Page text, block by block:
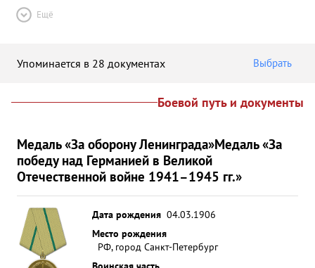
Ещё
Упоминается в 28 документах Выбрать
Боевой путь и документы
Медаль «За оборону Ленинграда»Медаль «За
победу над Германией в Великой
Отечественной войне 1941–1945 гг.»
Дата рождения 04.03.1906
Место рождения
РФ, город Санкт-Петербург